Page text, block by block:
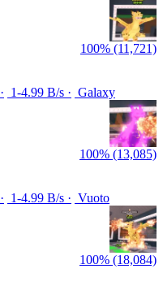
100% (11,721)
1-4.99 B/s
Galaxy
100% (13,085)
1-4.99 B/s
Vuoto
100% (18,084)